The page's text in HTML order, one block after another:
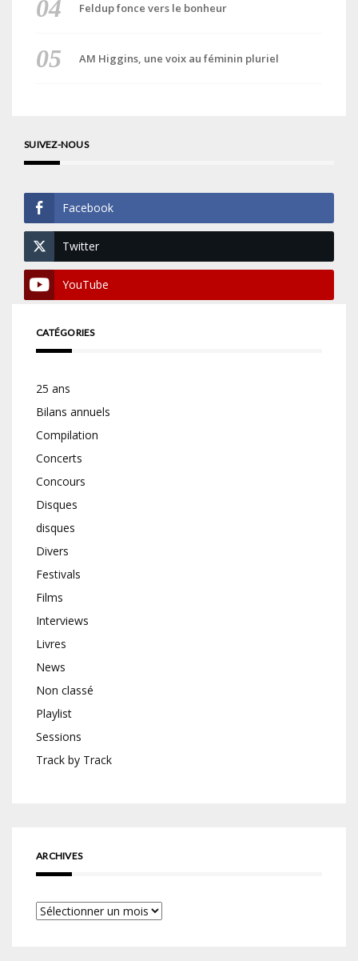
Feldup fonce vers le bonheur
AM Higgins, une voix au féminin pluriel
SUIVEZ-NOUS
Facebook
Twitter
YouTube
CATÉGORIES
25 ans
Bilans annuels
Compilation
Concerts
Concours
Disques
disques
Divers
Festivals
Films
Interviews
Livres
News
Non classé
Playlist
Sessions
Track by Track
ARCHIVES
Archives